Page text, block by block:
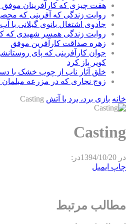
هفت چیزی که کارآفرینان موفق
روایت زندگی که آفرینی که
جادوی اشتغال بانوی گیلانی با
روایت زندگی همسر شهیدی که
زهره صداقت کارآفرین موفق
جوان کارآفرینی که پای
کویر باز کرد
خلق آثار ناب از چوب خشک با
زوج نجاری که در مزرعه مبلمان
خانه بازی برد، برد با آتش Casting
Casting
در 1394/10/20در:
چاپ ایمیل
مطالب مرتبط